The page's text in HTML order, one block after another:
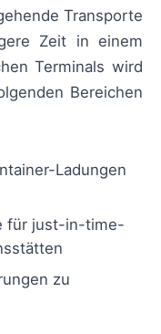
Transporte
Zeit in einem
Terminals wird
Bereichen
Ladungen
für just-in-time-
zu